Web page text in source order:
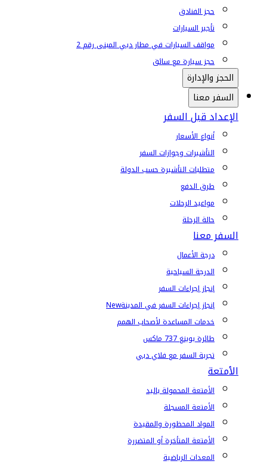
حجز الفنادق
تأجير السيارات
مواقف السيارات في مطار دبي المبنى رقم 2
حجز سيارة مع سائق
الحجز والإدارة
السفر معنا
الإعداد قبل السفر
أنواع الأسعار
التأشيرات وجوازات السفر
متطلبات التأشيرة حسب الدولة
طرق الدفع
مواعيد الرحلات
حالة الرحلة
السفر معنا
درجة الأعمال
الدرجة السياحية
إنجاز إجراءات السفر
إنجاز إجراءات السفر في المدينةNew
خدمات المساعدة لأصحاب الهمم
طائرة بوينغ 737 ماكس
تجربة السفر مع فلاي دبي
الأمتعة
الأمتعة المحمولة باليد
الأمتعة المسجلة
المواد المحظورة والمقيدة
الأمتعة المتأخرة أو المتضررة
المعدات الرياضية